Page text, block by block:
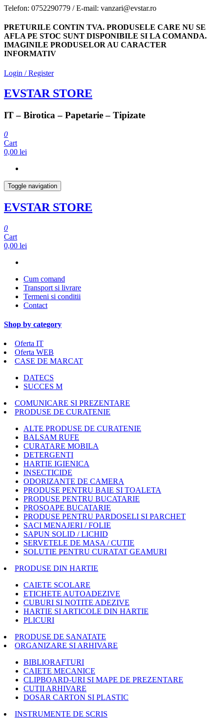
Skip
the
content
Telefon: 0752290779 / E-mail: vanzari@evstar.ro
PRETURILE CONTIN TVA. PRODUSELE CARE NU SE
AFLA PE STOC SUNT DISPONIBILE SI LA COMANDA.
IMAGINILE PRODUSELOR AU CARACTER
INFORMATIV
Login / Register
EVSTAR STORE
IT – Birotica – Papetarie – Tipizate
0
Cart
0,00 lei
Toggle navigation
EVSTAR STORE
0
Cart
0,00 lei
Cum comand
Transport si livrare
Termeni si conditii
Contact
Shop by category
Oferta IT
Oferta WEB
CASE DE MARCAT
DATECS
SUCCES M
COMUNICARE SI PREZENTARE
PRODUSE DE CURATENIE
ALTE PRODUSE DE CURATENIE
BALSAM RUFE
CURATARE MOBILA
DETERGENTI
HARTIE IGIENICA
INSECTICIDE
ODORIZANTE DE CAMERA
PRODUSE PENTRU BAIE SI TOALETA
PRODUSE PENTRU BUCATARIE
PROSOAPE BUCATARIE
PRODUSE PENTRU PARDOSELI SI PARCHET
SACI MENAJERI / FOLIE
SAPUN SOLID / LICHID
SERVETELE DE MASA / CUTIE
SOLUTIE PENTRU CURATAT GEAMURI
PRODUSE DIN HARTIE
CAIETE SCOLARE
ETICHETE AUTOADEZIVE
CUBURI SI NOTITE ADEZIVE
HARTIE SI ARTICOLE DIN HARTIE
PLICURI
PRODUSE DE SANATATE
ORGANIZARE SI ARHIVARE
BIBLIORAFTURI
CAIETE MECANICE
CLIPBOARD-URI SI MAPE DE PREZENTARE
CUTII ARHIVARE
DOSAR CARTON SI PLASTIC
INSTRUMENTE DE SCRIS